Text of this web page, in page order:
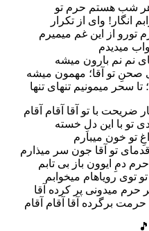
هر شب هستم حرم تو
انگار! وای از تکرار
تورو از این غم میمیرم
میدیدم
نم نم بارون میشه
صحنِ تو آقا؛ مهمون میشه
سحر میمونیم تنهای تنها
ضریحت با تو آقا آقام آقام
تو با این دلِ خسته
تو خون میبارم
قدمای تو آقا جون سر میذارم
دمِ ایوون باز بی تابم
توی رویاهام میخوابم
میدونی پر کرده آقا
برگرده آقا آقام آقام